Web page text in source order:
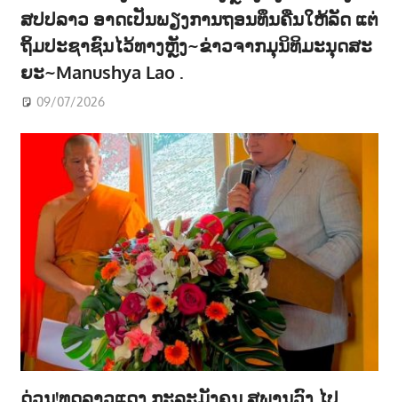
ສປປລາວ ອາດເປັນພຽງການຖອນທຶນຄືນໃຫ້ລັດ ແຕ່
ຖິ້ມປະຊາຊົນໄວ້ທາງຫຼັງ~ຂ່າວຈາກມຸນິທິມະນຸດສະ
ຍະ~Manushya Lao .
09/07/2026
ດ່ວນ!ທູດລາວແດງ ກະລະມັງຄຸນ ສຸພານຸວົງ ໄປ